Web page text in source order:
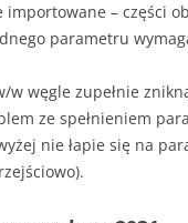
– części
parametru
w węgle zupełnie
ze spełnieniem
nie łapie się na